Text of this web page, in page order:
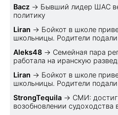
Bacz → Бывший лидер ШАС
политику
Liran → Бойкот в школе
школьницы. Родители
Aleks48 → Семейная пара
работала на иранскую
Liran → Бойкот в школе
школьницы. Родители
StrongTequila → СМИ:
возобновлении